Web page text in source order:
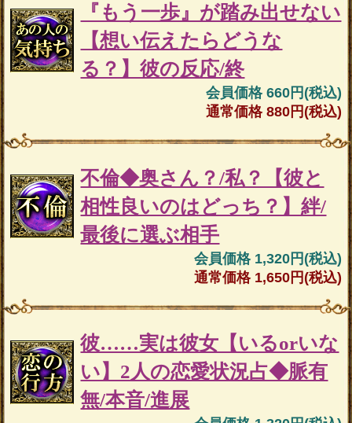
『もう一歩』が踏み出せない
【想い伝えたらどうな
る？】彼の反応/終
会員価格 660円(税込)
通常価格 880円(税込)
不倫◆奥さん？/私？【彼と
相性良いのはどっち？】絆/
最後に選ぶ相手
会員価格 1,320円(税込)
通常価格 1,650円(税込)
彼……実は彼女【いるorいな
い】2人の恋愛状況占◆脈有
無/本音/進展